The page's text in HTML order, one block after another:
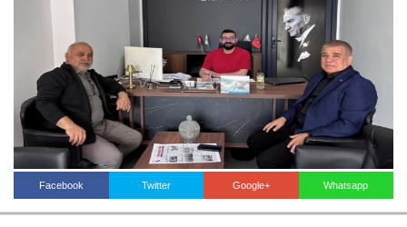
Facebook Twitter Google+ Whatsapp
FOTO GALERİ
VİDEO GALERİ
KÜNYE
İLETİŞİM